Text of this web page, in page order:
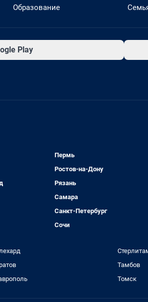
Образование
Play
Пермь
Ростов-на-Дону
Рязань
Самара
Санкт-Петербург
Сочи
Тамбов
Томск